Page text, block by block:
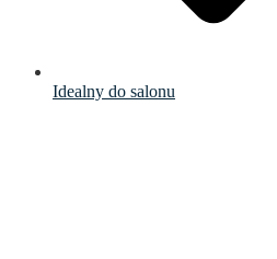
Idealny do salonu